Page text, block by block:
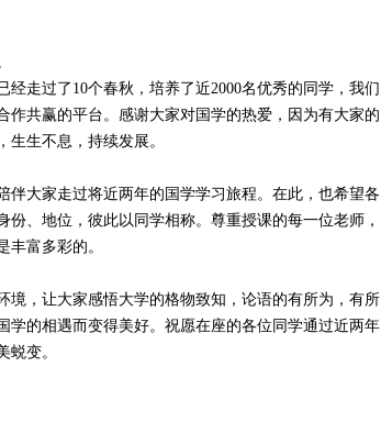
走过了10个春秋，培养了近2000名优秀的同学，我们
共赢的平台。感谢大家对国学的热爱，因为有大家的
生不息，持续发展。
大家走过将近两年的国学学习旅程。在此，也希望各
、地位，彼此以同学相称。尊重授课的每一位老师，
富多彩的。
，让大家感悟大学的格物致知，论语的有所为，有所
的相遇而变得美好。祝愿在座的各位同学通过近两年
蜕变。